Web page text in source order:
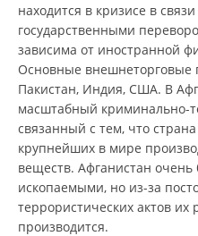
находится в кризисе в
государственными
зависима от иностранной
Основные внешнеторговые
Пакистан, Индия, США. В
масштабный криминально-
связанный с тем, что
крупнейших в мире
веществ. Афганистан очень
ископаемыми, но из-за
террористических актов их
производится.